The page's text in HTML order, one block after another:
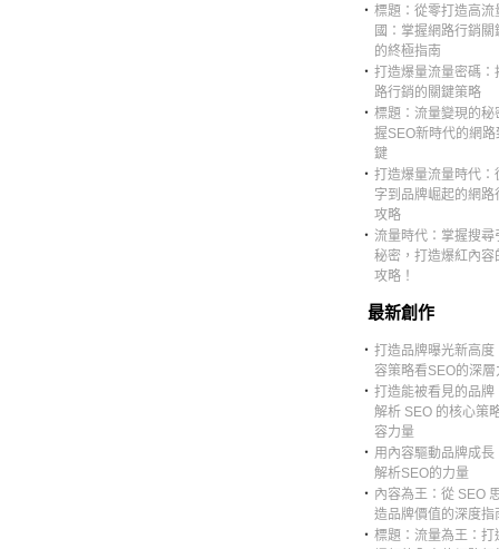
‧ 標題：從零打造高流
國：掌握網路行銷關
的終極指南
‧ 打造爆量流量密碼：
路行銷的關鍵策略
‧ 標題：流量變現的秘
握SEO新時代的網路
鍵
‧ 打造爆量流量時代：
字到品牌崛起的網路
攻略
‧ 流量時代：掌握搜尋
秘密，打造爆紅內容
攻略！
最新創作
‧ 打造品牌曝光新高度
容策略看SEO的深層
‧ 打造能被看見的品牌
解析 SEO 的核心策
容力量
‧ 用內容驅動品牌成長
解析SEO的力量
‧ 內容為王：從 SEO 思
造品牌價值的深度指
‧ 標題：流量為王：打